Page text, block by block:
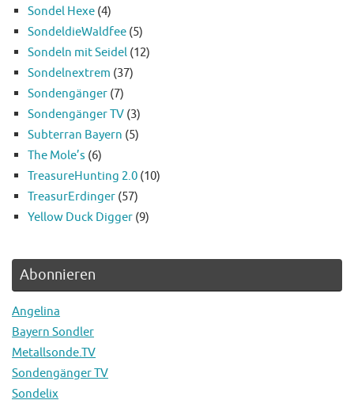
Sondel Hexe (4)
SondeldieWaldfee (5)
Sondeln mit Seidel (12)
Sondelnextrem (37)
Sondengänger (7)
Sondengänger TV (3)
Subterran Bayern (5)
The Mole’s (6)
TreasureHunting 2.0 (10)
TreasurErdinger (57)
Yellow Duck Digger (9)
Abonnieren
Angelina
Bayern Sondler
Metallsonde.TV
Sondengänger TV
Sondelix